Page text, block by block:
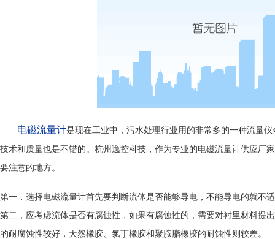
电磁流量计是现在工业中，污水处理行业用的非常多的一种流量
技术和质量也是不错的。杭州逸控科技，作为专业的电磁流量计供应厂
要注意的地方。
第一，选择电磁流量计首先要判断流体是否能够导电，不能导电的就不
第二，应考虑流体是否有腐蚀性，如果有腐蚀性的，需要对衬里材料提
的耐腐蚀性较好，天然橡胶、氯丁橡胶和聚胺脂橡胶的耐蚀性则较差。